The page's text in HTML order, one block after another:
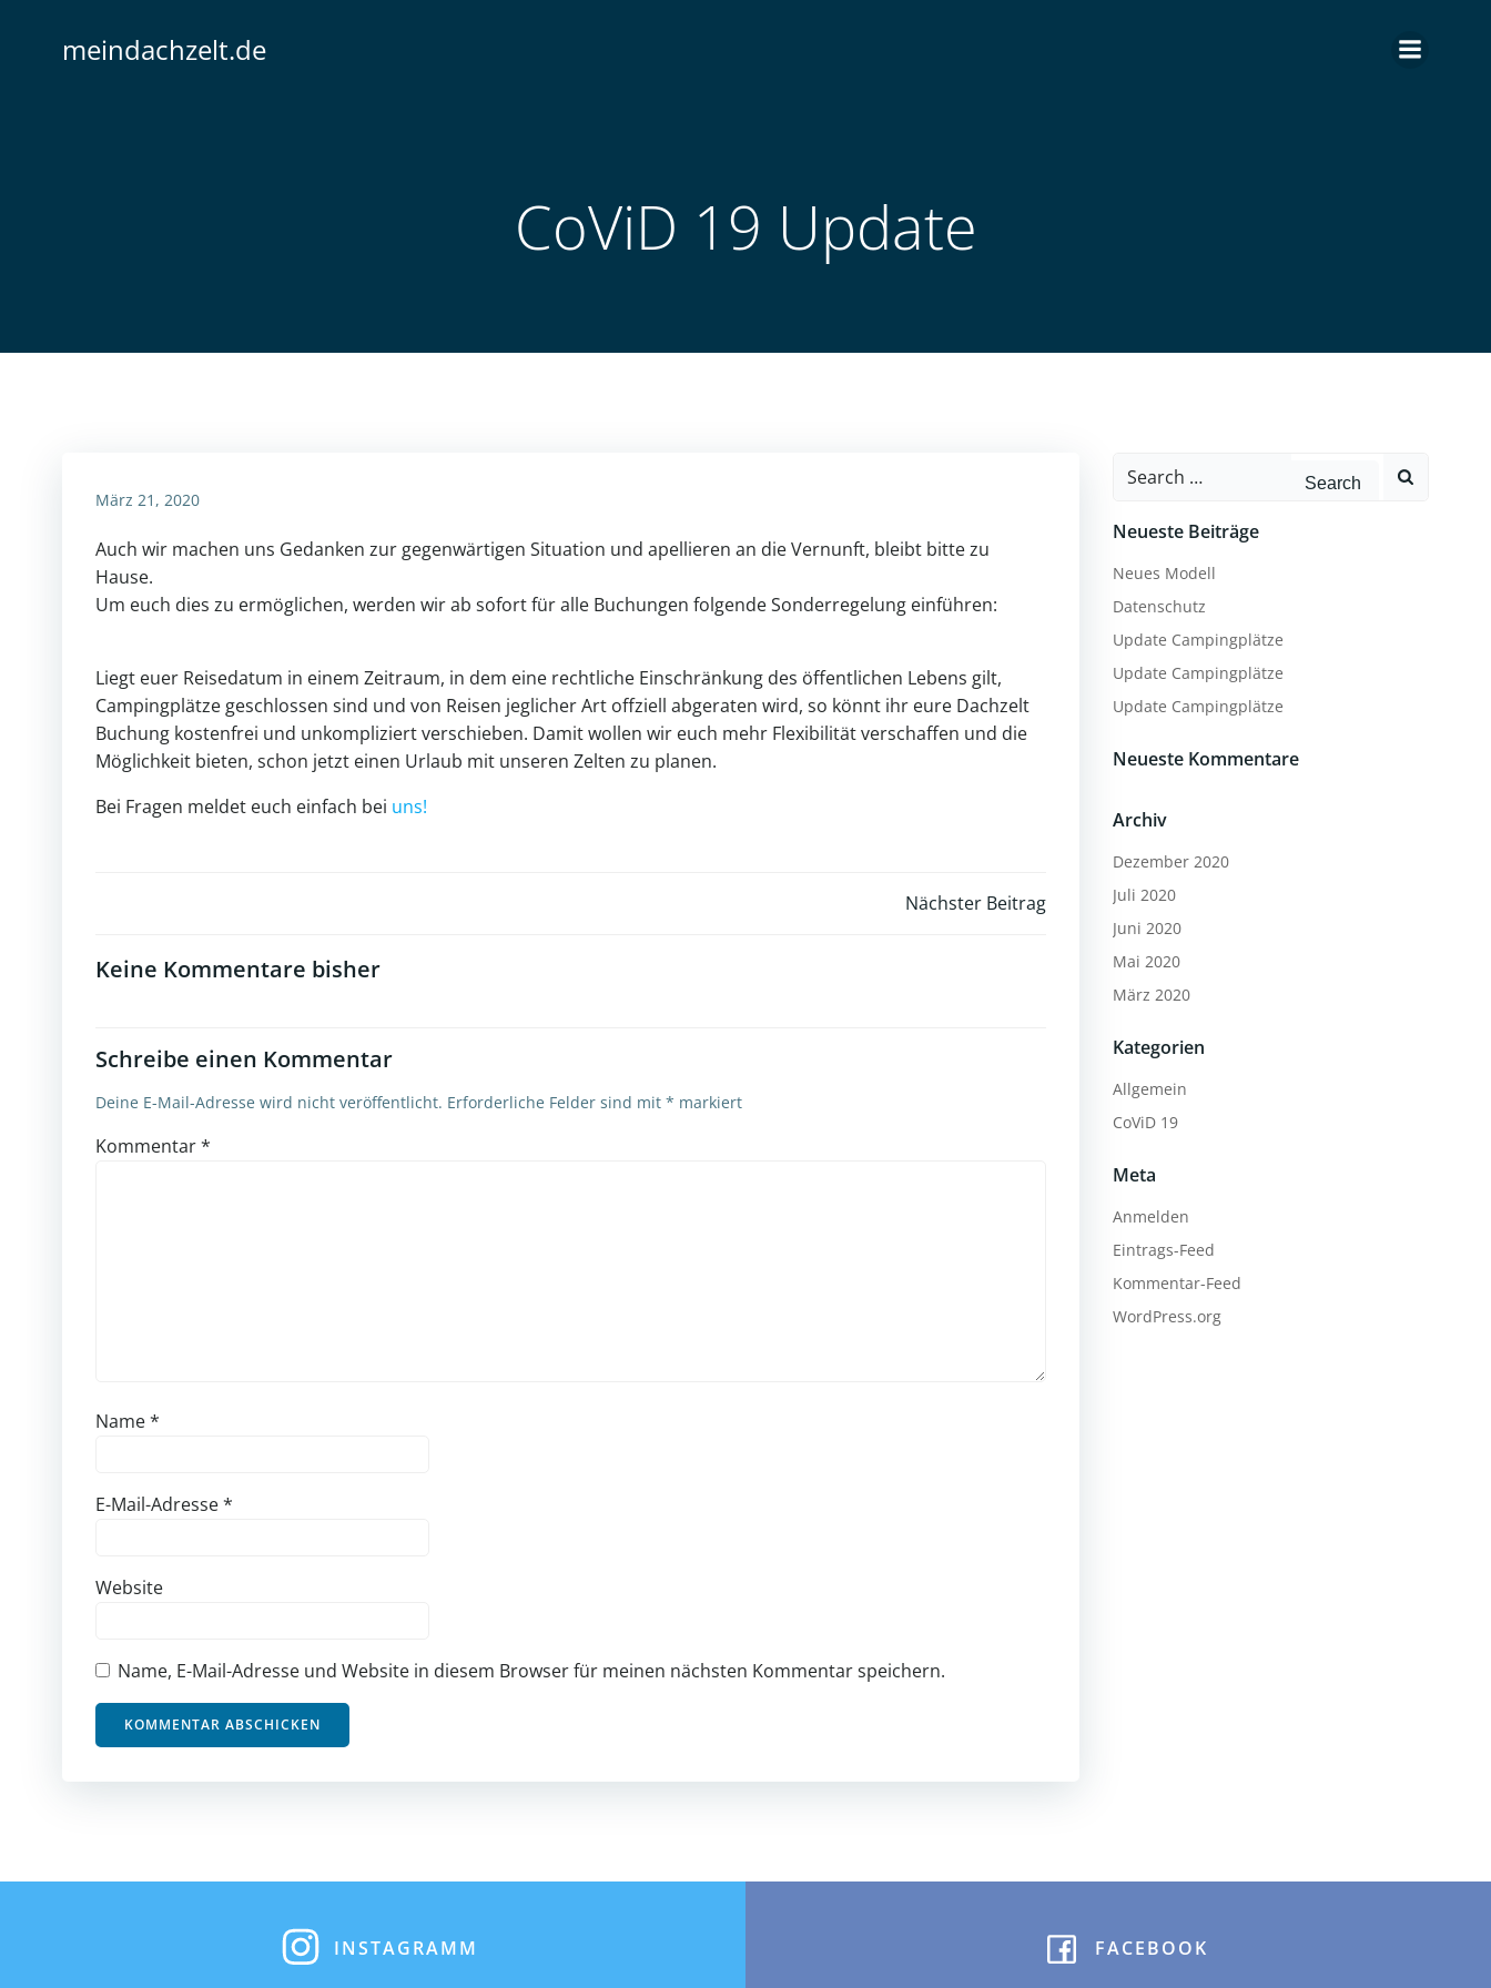
springenmeindachzelt.de
CoViD 19 Update
März 21, 2020
Auch wir machen uns Gedanken zur gegenwärtigen Situation und apellieren an die Vernunft, bleibt bitte zu
Hause.
Um euch dies zu ermöglichen, werden wir ab sofort für alle Buchungen folgende Sonderregelung einführen:
Liegt euer Reisedatum in einem Zeitraum, in dem eine rechtliche Einschränkung des öffentlichen Lebens gilt,
Campingplätze geschlossen sind und von Reisen jeglicher Art offziell abgeraten wird, so könnt ihr eure Dachzelt
Buchung kostenfrei und unkompliziert verschieben. Damit wollen wir euch mehr Flexibilität verschaffen und die
Möglichkeit bieten, schon jetzt einen Urlaub mit unseren Zelten zu planen.
Bei Fragen meldet euch einfach bei uns!
BeitragsnavigationNächster Beitrag
Keine Kommentare bisher
Schreibe einen Kommentar
Deine E-Mail-Adresse wird nicht veröffentlicht. Erforderliche Felder sind mit * markiert
Kommentar*
Name*
E-Mail-Adresse*
Website
Name, E-Mail-Adresse und Website in diesem Browser für meinen nächsten Kommentar speichern.
Search
Neueste Beiträge
Neues Modell
Datenschutz
Update Campingplätze
Update Campingplätze
Update Campingplätze
Neueste Kommentare
Archiv
Dezember 2020
Juli 2020
Juni 2020
Mai 2020
März 2020
Kategorien
Allgemein
CoViD 19
Meta
Anmelden
Eintrags-Feed
Kommentar-Feed
WordPress.org
INSTAGRAMM FACEBOOK